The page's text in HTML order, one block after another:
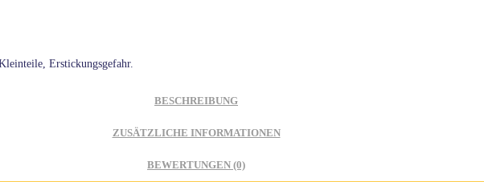
Erstickungsgefahr.
BESCHREIBUNG
ZUSÄTZLICHE INFORMATIONEN
BEWERTUNGEN (0)